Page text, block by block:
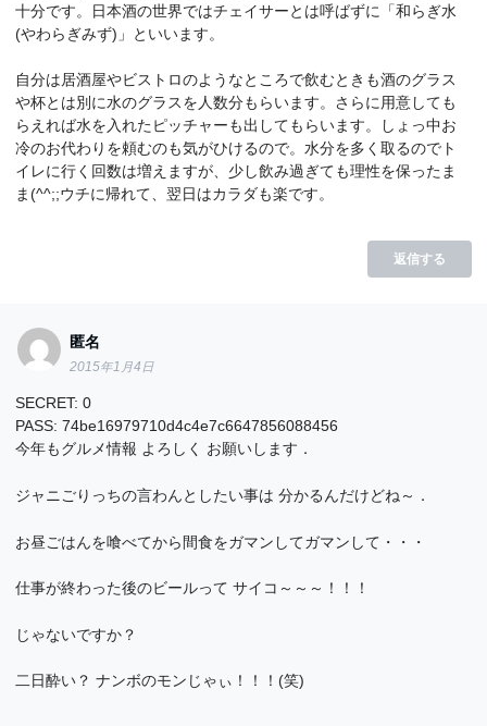
十分です。日本酒の世界ではチェイサーとは呼ばずに「和らぎ水
(やわらぎみず)」といいます。
自分は居酒屋やビストロのようなところで飲むときも酒のグラス
や杯とは別に水のグラスを人数分もらいます。さらに用意しても
らえれば水を入れたピッチャーも出してもらいます。しょっ中お
冷のお代わりを頼むのも気がひけるので。水分を多く取るのでト
イレに行く回数は増えますが、少し飲み過ぎても理性を保ったま
ま(^^;;ウチに帰れて、翌日はカラダも楽です。
返信する
匿名
2015年1月4日
SECRET: 0
PASS: 74be16979710d4c4e7c6647856088456
今年もグルメ情報 よろしく お願いします．
ジャニごりっちの言わんとしたい事は 分かるんだけどね～．
お昼ごはんを喰べてから間食をガマンしてガマンして・・・
仕事が終わった後のビールって サイコ～～～！！！
じゃないですか？
二日酔い？ ナンボのモンじゃぃ！！！(笑)